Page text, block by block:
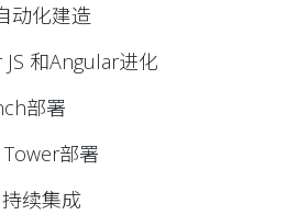
动化建造
和Angular进化
部署
部署
续集成